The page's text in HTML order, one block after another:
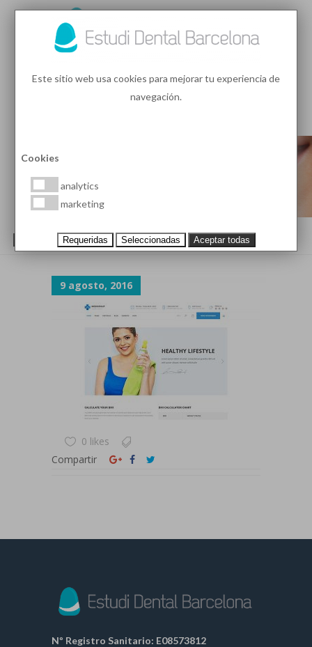
LANDING-HEALTH-HOME
9 agosto, 2016
0 likes
Compartir
Nº Registro Sanitario: E08573812
Este sitio web usa cookies para mejorar tu experiencia de
navegación.
Cookies
analytics
marketing
Requeridas Seleccionadas Aceptar todas